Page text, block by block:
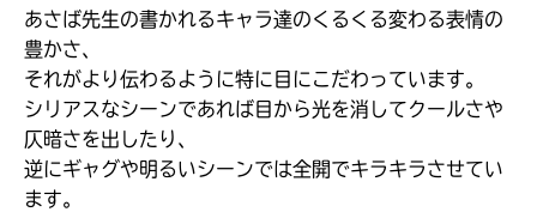
あさば先生の書かれるキャラ達のくるくる変わる表情の
豊かさ、
それがより伝わるように特に目にこだわっています。
シリアスなシーンであれば目から光を消してクールさや
仄暗さを出したり、
逆にギャグや明るいシーンでは全開でキラキラさせてい
ます。